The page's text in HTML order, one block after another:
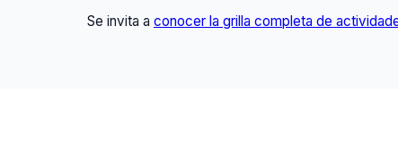
Se invita a conocer la grilla completa de